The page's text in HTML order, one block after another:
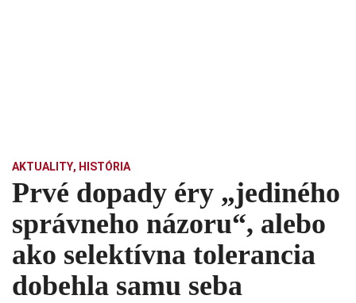
AKTUALITY, HISTÓRIA
Prvé dopady éry „jediného
správneho názoru“, alebo
ako selektívna tolerancia
dobehla samu seba